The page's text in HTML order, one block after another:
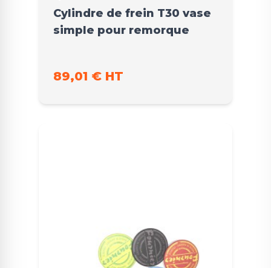
Cylindre de frein T30 vase
simple pour remorque
89,01 € HT